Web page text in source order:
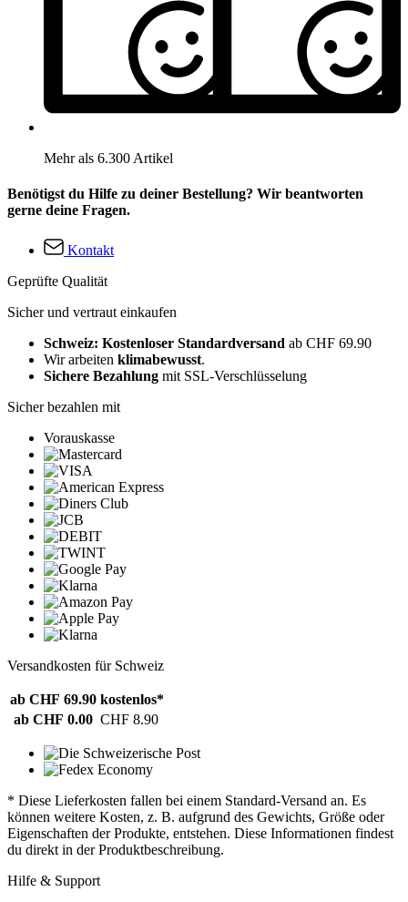
Mehr als 6.300 Artikel
Benötigst du Hilfe zu deiner Bestellung? Wir beantworten
gerne deine Fragen.
Kontakt
Geprüfte Qualität
Sicher und vertraut einkaufen
Schweiz: Kostenloser Standardversand ab CHF 69.90
Wir arbeiten klimabewusst.
Sichere Bezahlung mit SSL-Verschlüsselung
Sicher bezahlen mit
Vorauskasse
Versandkosten für Schweiz
ab CHF 69.90 kostenlos*
ab CHF 0.00 CHF 8.90
* Diese Lieferkosten fallen bei einem Standard-Versand an. Es
können weitere Kosten, z. B. aufgrund des Gewichts, Größe oder
Eigenschaften der Produkte, entstehen. Diese Informationen findest
du direkt in der Produktbeschreibung.
Hilfe & Support